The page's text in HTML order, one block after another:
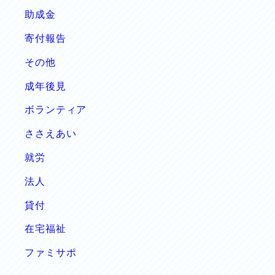
ペ
ー
ジ
送
り
助成金
寄付報告
その他
成年後見
ボランティア
ささえあい
就労
法人
貸付
在宅福祉
ファミサポ